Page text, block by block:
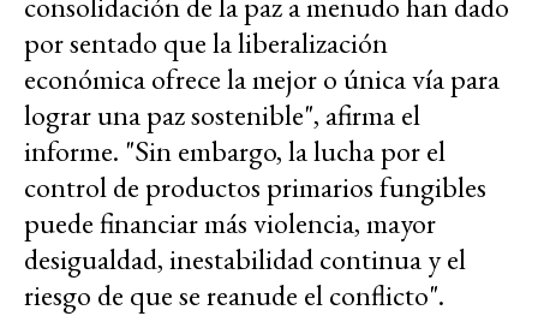
por sentado que la liberalización
económica ofrece la mejor o única vía para
lograr una paz sostenible", afirma el
informe. "Sin embargo, la lucha por el
control de productos primarios fungibles
puede financiar más violencia, mayor
desigualdad, inestabilidad continua y el
riesgo de que se reanude el conflicto".